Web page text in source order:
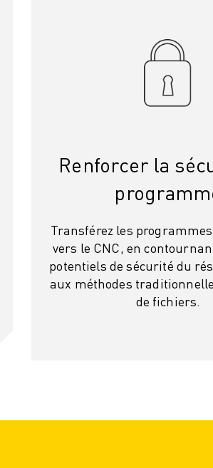
Renforcer la
Transférez les programmes
vers le CNC, en
potentiels de sécurité du
aux méthodes
de fichiers.